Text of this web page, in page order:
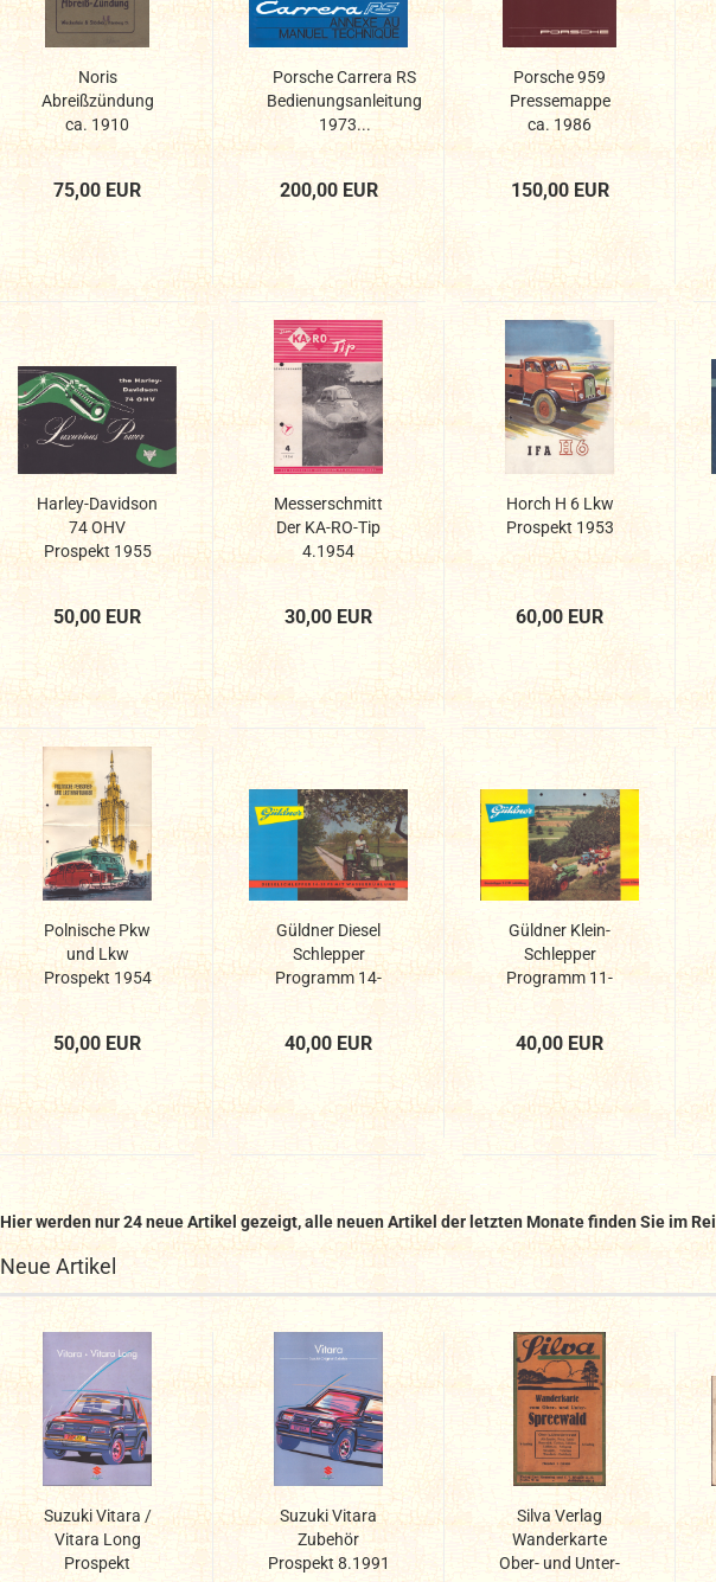
Noris
Abreißzündung
ca. 1910
75,00 EUR
Porsche Carrera RS
Bedienungsanleitung
1973...
200,00 EUR
Porsche 959
Pressemappe
ca. 1986
150,00 EUR
Harley-Davidson
74 OHV
Prospekt 1955
50,00 EUR
Messerschmitt
Der KA-RO-Tip
4.1954
30,00 EUR
Horch H 6 Lkw
Prospekt 1953
60,00 EUR
Polnische Pkw
und Lkw
Prospekt 1954
50,00 EUR
Güldner Diesel
Schlepper
Programm 14-
35 PS...
40,00 EUR
Güldner Klein-
Schlepper
Programm 11-
22 PS...
40,00 EUR
Hier werden nur 24 neue Artikel gezeigt, alle neuen Artikel der letzten Monate finden Sie im
Neue Artikel
Suzuki Vitara /
Vitara Long
Prospekt
Suzuki Vitara
Zubehör
Prospekt 8.1991
Silva Verlag
Wanderkarte
Ober- und Unter-